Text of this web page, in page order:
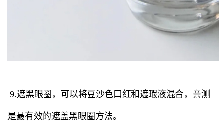
9.遮黑眼圈，可以将豆沙色口红和遮瑕液混合，亲测
是最有效的遮盖黑眼圈方法。